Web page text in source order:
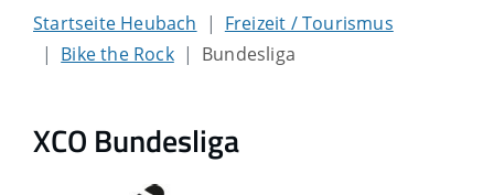
Startseite Heubach
Freizeit / Tourismus
Bike the Rock
Bundesliga
XCO Bundesliga